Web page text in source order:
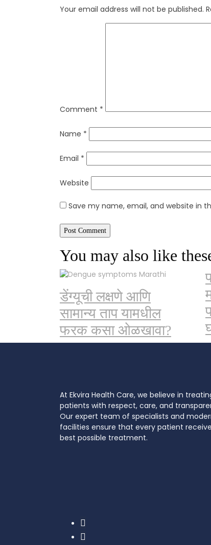
Your email address will not be published.
Comment *
Name *
Email *
Website
Save my name, email, and website in
You may also like
डेंग्यूची लक्षणे आणि
सामान्य ताप यामधील
फरक कसा ओळखावा?
At Ekvira Health Care, we believe in
patients with respect, care, and
Our expert team of specialists and
facilities ensure that every patient
best possible treatment.